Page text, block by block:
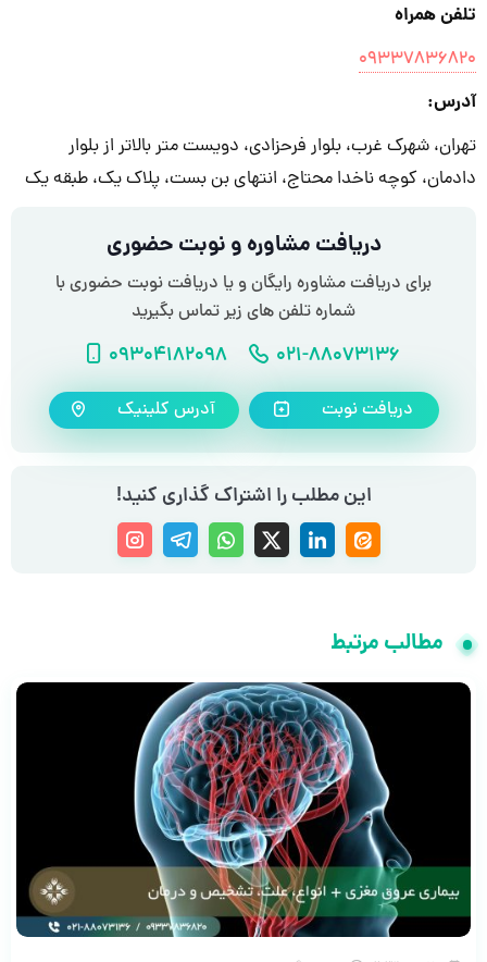
تلفن همراه
۰۹۳۳۷۸۳۶۸۲۰
آدرس:
تهران، شهرک غرب، بلوار فرحزادی، دویست متر بالاتر از بلوار
دادمان، کوچه ناخدا محتاج، انتهای بن بست، پلاک یک، طبقه یک
دریافت مشاوره و نوبت حضوری
برای دریافت مشاوره رایگان و یا دریافت نوبت حضوری با
شماره تلفن های زیر تماس بگیرید
شماره تلفن
021-88073136 شماره موبایل 09304182098
دریافت نوبت آدرس کلینیک
این مطلب را اشتراک گذاری کنید!
مطالب مرتبط